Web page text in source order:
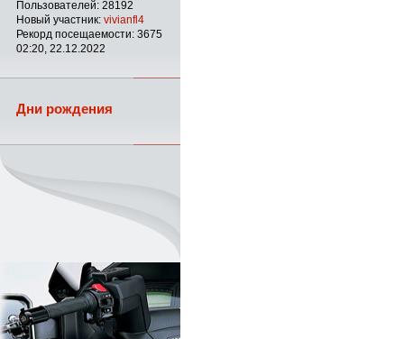
Пользователей: 28192
Новый участник: vivianfl4
Рекорд посещаемости: 3675
02:20, 22.12.2022
Дни рождения